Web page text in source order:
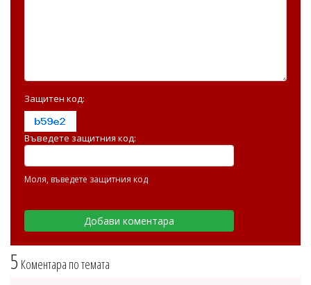
5 Коментара по темата
Защитен код:
Въведете защитния код:
Моля, въведете защитния код